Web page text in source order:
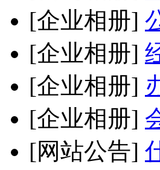
[企业相册]
[企业相册]
[企业相册]
[企业相册]
[网站公告]